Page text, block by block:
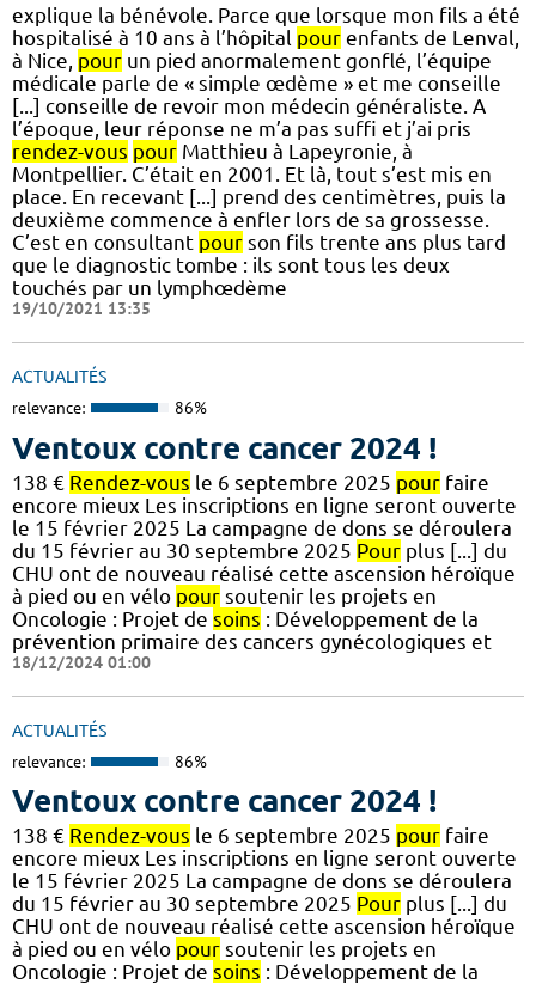
explique la bénévole. Parce que lorsque mon fils a été
hospitalisé à 10 ans à l’hôpital pour enfants de Lenval,
à Nice, pour un pied anormalement gonflé, l’équipe
médicale parle de « simple œdème » et me conseille
[...] conseille de revoir mon médecin généraliste. A
l’époque, leur réponse ne m’a pas suffi et j’ai pris
rendez-vous pour Matthieu à Lapeyronie, à
Montpellier. C’était en 2001. Et là, tout s’est mis en
place. En recevant [...] prend des centimètres, puis la
deuxième commence à enfler lors de sa grossesse.
C’est en consultant pour son fils trente ans plus tard
que le diagnostic tombe : ils sont tous les deux
touchés par un lymphœdème
19/10/2021 13:35
ACTUALITÉS
relevance: 86%
Ventoux contre cancer 2024 !
138 € Rendez-vous le 6 septembre 2025 pour faire
encore mieux Les inscriptions en ligne seront ouverte
le 15 février 2025 La campagne de dons se déroulera
du 15 février au 30 septembre 2025 Pour plus [...] du
CHU ont de nouveau réalisé cette ascension héroïque
à pied ou en vélo pour soutenir les projets en
Oncologie : Projet de soins : Développement de la
prévention primaire des cancers gynécologiques et
18/12/2024 01:00
ACTUALITÉS
relevance: 86%
Ventoux contre cancer 2024 !
138 € Rendez-vous le 6 septembre 2025 pour faire
encore mieux Les inscriptions en ligne seront ouverte
le 15 février 2025 La campagne de dons se déroulera
du 15 février au 30 septembre 2025 Pour plus [...] du
CHU ont de nouveau réalisé cette ascension héroïque
à pied ou en vélo pour soutenir les projets en
Oncologie : Projet de soins : Développement de la